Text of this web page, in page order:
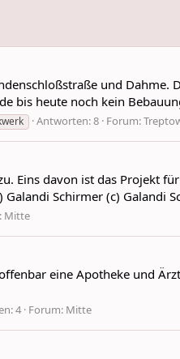
und Dahme.
bis heute noch kein
Antworten: 8 Forum:
Eins davon ist das Projekt
Schirmer (c) Galandi
Mitte
eine Apotheke und
4 Forum: Mitte